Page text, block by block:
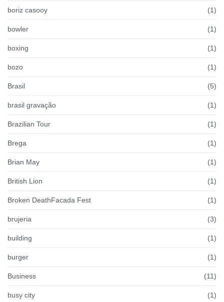
boriz casooy (1)
bowler (1)
boxing (1)
bozo (1)
Brasil (5)
brasil gravação (1)
Brazilian Tour (1)
Brega (1)
Brian May (1)
British Lion (1)
Broken DeathFacada Fest (1)
brujeria (3)
building (1)
burger (1)
Business (11)
busy city (1)